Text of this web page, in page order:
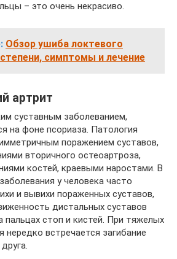
– это очень некрасиво.
Обзор ушиба локтевого
симптомы и лечение
артрит
суставным заболеванием,
на фоне псориаза. Патология
поражением суставов,
вторичного остеоартроза,
костей, краевыми наростами. В
у человека часто
и вывихи пораженных суставов,
дистальных суставов
пальцах стоп и кистей. При тяжелых
нередко встречается загибание